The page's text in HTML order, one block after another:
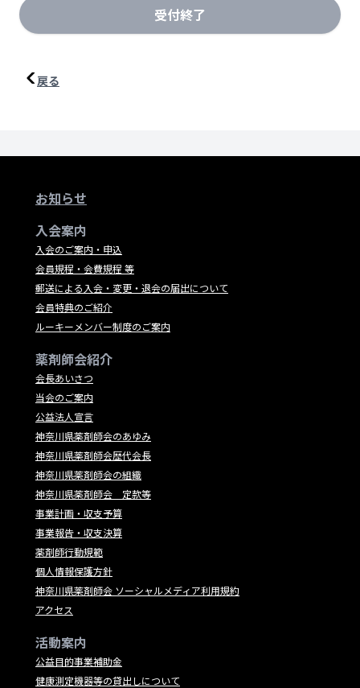
受付終了
戻る
お知らせ
入会案内
入会のご案内・申込
会員規程・会費規程 等
郵送による入会・変更・退会の届出について
会員特典のご紹介
ルーキーメンバー制度のご案内
薬剤師会紹介
会長あいさつ
当会のご案内
公益法人宣言
神奈川県薬剤師会のあゆみ
神奈川県薬剤師会歴代会長
神奈川県薬剤師会の組織
神奈川県薬剤師会 定款等
事業計画・収支予算
事業報告・収支決算
薬剤師行動規範
個人情報保護方針
神奈川県薬剤師会 ソーシャルメディア利用規約
アクセス
活動案内
公益目的事業補助金
健康測定機器等の貸出しについて